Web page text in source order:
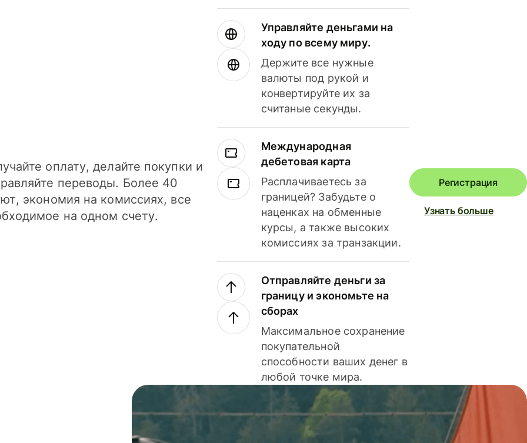
оплату, делайте покупки и
переводы. Более 40
экономия на комиссиях, все
на одном счету.
Управляйте деньгами на
ходу по всему миру.
Держите все нужные
валюты под рукой и
конвертируйте их за
считаные секунды.
Международная
дебетовая карта
Расплачиваетесь за
границей? Забудьте о
наценках на обменные
курсы, а также высоких
комиссиях за транзакции.
Отправляйте деньги за
границу и экономьте на
сборах
Максимальное сохранение
покупательной
способности ваших денег в
любой точке мира.
Регистрация
Узнать больше